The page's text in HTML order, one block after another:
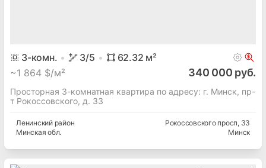
3-комн. 3/5 62.32 м²
~1 864 $/м² 340 000 руб.
Просторная 3-комнатная квартира по адресу: г. Минск, пр-
т Рокоссовского, д. 33
Ленинский район
Минская обл.
Рокоссовского просп, 33
Минск